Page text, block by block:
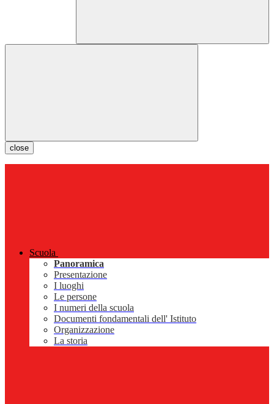
close
Scuola
Panoramica
Presentazione
I luoghi
Le persone
I numeri della scuola
Documenti fondamentali dell' Istituto
Organizzazione
La storia